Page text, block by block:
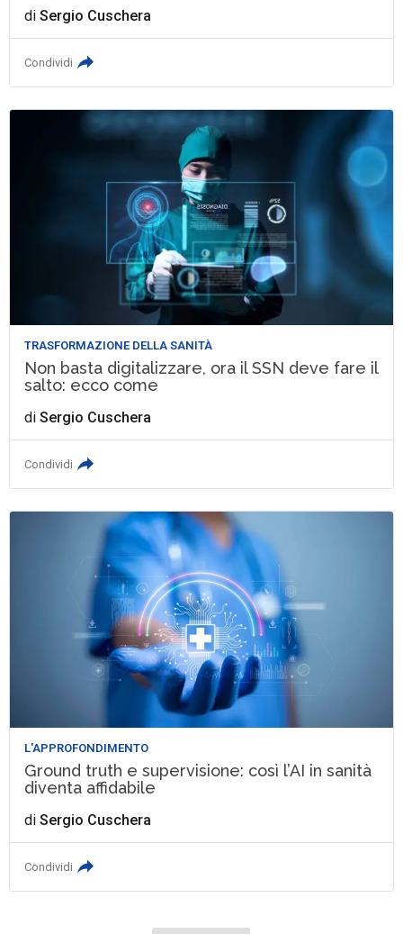
diSergio Cuschera
Condividi
TRASFORMAZIONE DELLA SANITÀ
Non basta digitalizzare, ora il SSN deve fare il
salto: ecco come
diSergio Cuschera
Condividi
L'APPROFONDIMENTO
Ground truth e supervisione: così l’AI in sanità
diventa affidabile
diSergio Cuschera
Condividi